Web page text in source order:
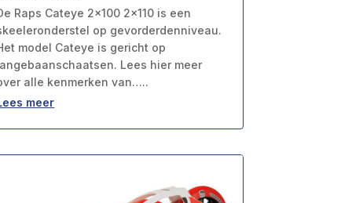
Raps Cateye 2×100 2×110 is een
op gevorderdenniveau.
model Cateye is gericht op
Lees hier meer
alle kenmerken van…..
meer